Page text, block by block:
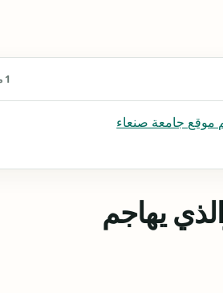
1 محاور
موقع جامعة صنعاء
يهاجم